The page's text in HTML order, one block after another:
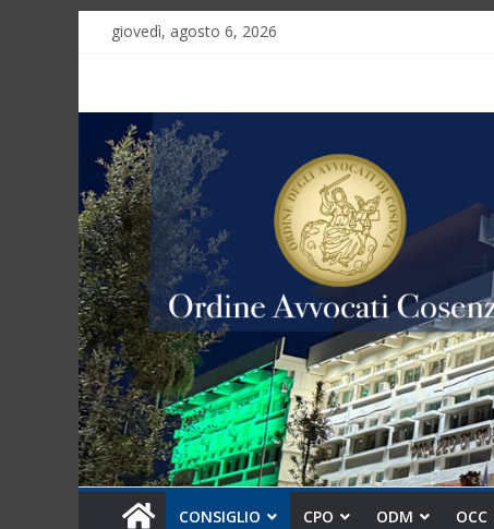
giovedì, agosto 6, 2026
CONSIGLIO CPO ODM OCC